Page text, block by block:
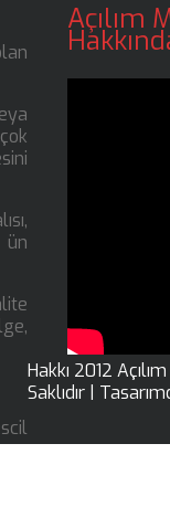
ün
Açılım
Hakkı 2012
Saklıdır |